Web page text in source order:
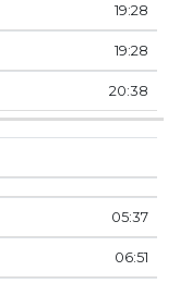
19:28
19:28
20:38
05:37
06:51